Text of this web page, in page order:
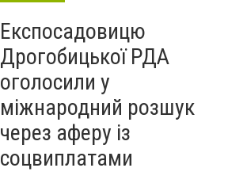
Експосадовицю
Дрогобицької РДА
оголосили у
міжнародний розшук
через аферу із
соцвиплатами